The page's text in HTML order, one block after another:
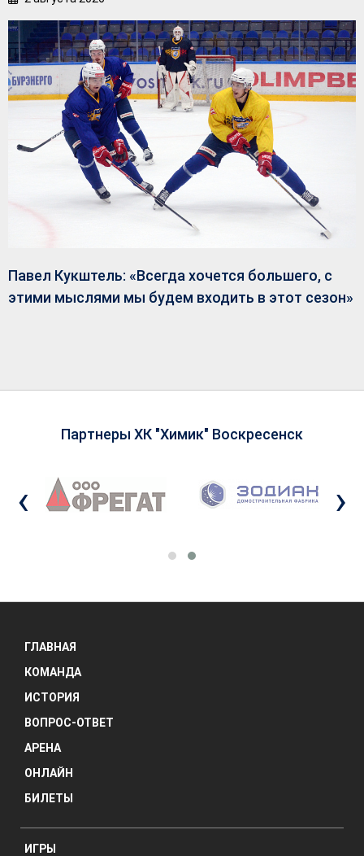
Павел Кукштель: «Всегда хочется большего, с
этими мыслями мы будем входить в этот сезон»
Партнеры ХК "Химик" Воскресенск
‹ ›
ГЛАВНАЯ
КОМАНДА
ИСТОРИЯ
ВОПРОС-ОТВЕТ
АРЕНА
ОНЛАЙН
БИЛЕТЫ
ИГРЫ